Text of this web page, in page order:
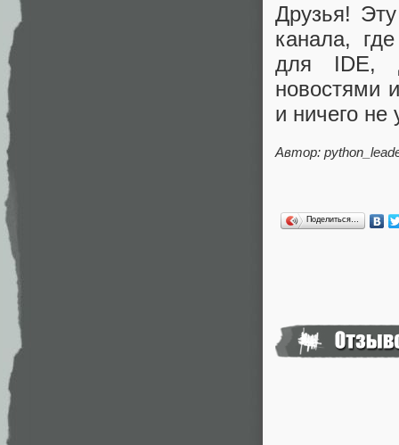
Друзья!
канала,
для IDE,
новостями
и ничего не
Автор:
Поделиться…